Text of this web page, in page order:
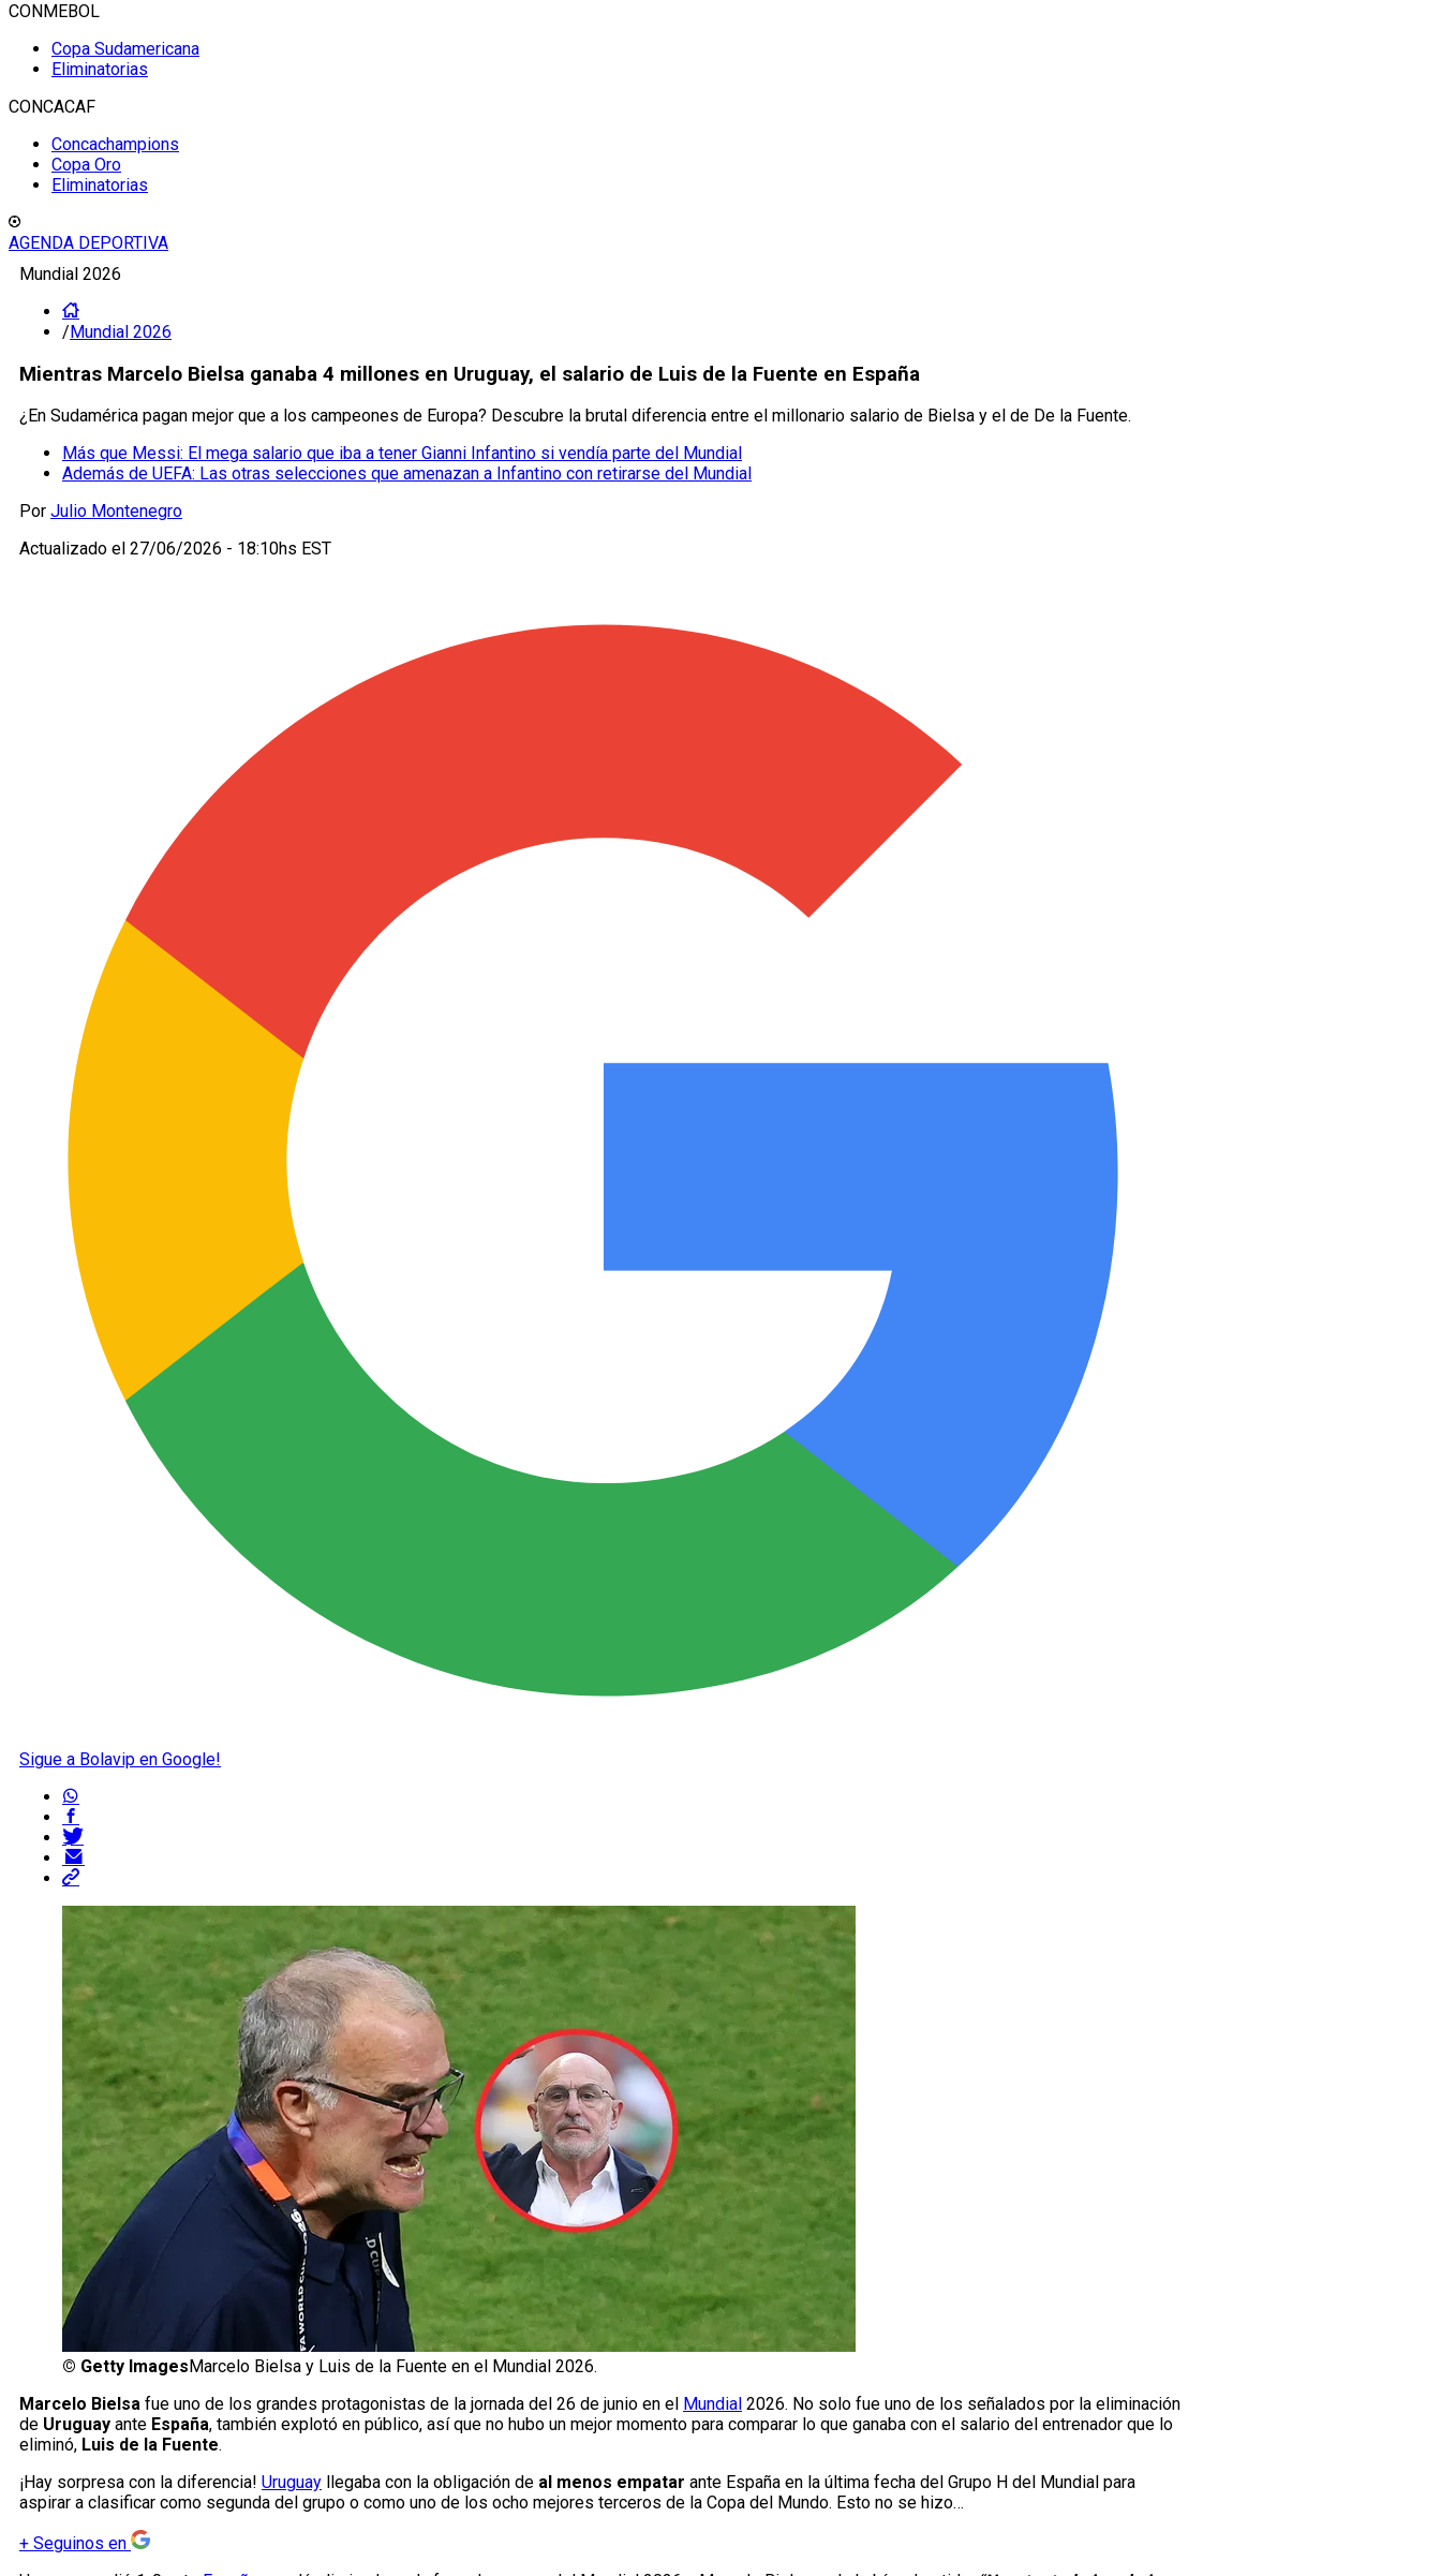
CONMEBOL
Copa Sudamericana
Eliminatorias
CONCACAF
Concachampions
Copa Oro
Eliminatorias
AGENDA DEPORTIVA
Mundial 2026
/Mundial 2026
Mientras Marcelo Bielsa ganaba 4 millones en Uruguay, el salario de Luis de la Fuente en España
¿En Sudamérica pagan mejor que a los campeones de Europa? Descubre la brutal diferencia entre el millonario salario de Bielsa y el de De la Fuente.
Más que Messi: El mega salario que iba a tener Gianni Infantino si vendía parte del Mundial
Además de UEFA: Las otras selecciones que amenazan a Infantino con retirarse del Mundial
Por Julio Montenegro
Actualizado el 27/06/2026 - 18:10hs EST
Sigue a Bolavip en Google!
© Getty Images Marcelo Bielsa y Luis de la Fuente en el Mundial 2026.
Marcelo Bielsa fue uno de los grandes protagonistas de la jornada del 26 de junio en el Mundial 2026. No solo fue uno de los señalados por la eliminación
de Uruguay ante España, también explotó en público, así que no hubo un mejor momento para comparar lo que ganaba con el salario del entrenador que lo
eliminó, Luis de la Fuente.
¡Hay sorpresa con la diferencia! Uruguay llegaba con la obligación de al menos empatar ante España en la última fecha del Grupo H del Mundial para
aspirar a clasificar como segunda del grupo o como uno de los ocho mejores terceros de la Copa del Mundo. Esto no se hizo…
+ Seguinos en